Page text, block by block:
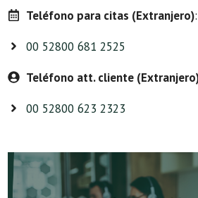
Teléfono para citas (Extranjero):
00 52800 681 2525
Teléfono att. cliente
00 52800 623 2323